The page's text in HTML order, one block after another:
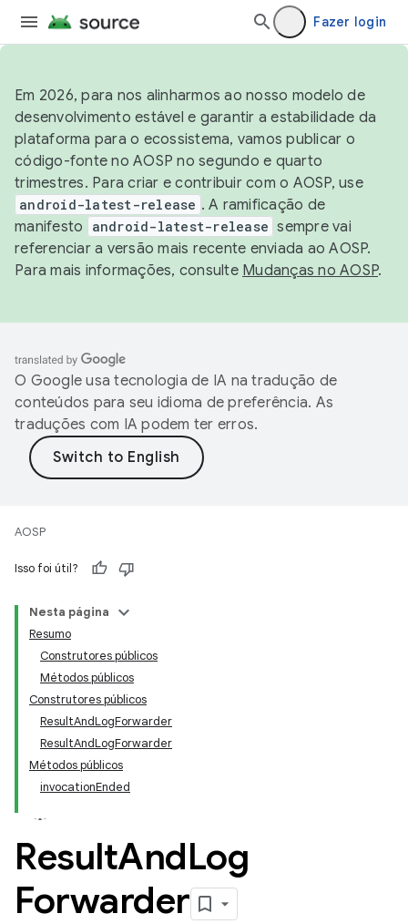
Fazer login
Em 2026, para nos alinharmos ao nosso modelo de
desenvolvimento estável e garantir a estabilidade da
plataforma para o ecossistema, vamos publicar o
código-fonte no AOSP no segundo e quarto
trimestres. Para criar e contribuir com o AOSP, use
android-latest-release . A ramificação de
manifesto
android-latest-release sempre vai
referenciar a versão mais recente enviada ao AOSP.
Para mais informações, consulte Mudanças no AOSP.
O Google usa tecnologia de IA na tradução de
conteúdos para seu idioma de preferência. As
traduções com IA podem ter erros.
AOSP
Isso foi útil?
Nesta página
Resumo
Construtores públicos
Métodos públicos
Construtores públicos
ResultAndLogForwarder
ResultAndLogForwarder
Métodos públicos
invocationEnded
ResultAndLog
Forwarder